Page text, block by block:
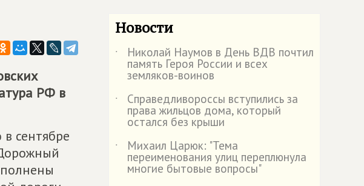
РФ в
сентябре
Новости
˙ Николай Наумов в День ВДВ почтил
память Героя России и всех
земляков-воинов
˙
Справедливороссы вступились за
права жильцов дома, который
остался без крыши
˙
Михаил Царюк: "Тема
переименования улиц переплюнула
многие бытовые вопросы"